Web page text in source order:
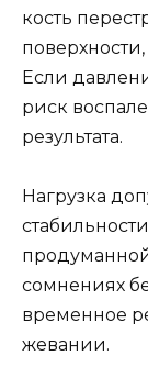
кость
Если
риск
результата.
Нагрузка
сомнениях
временное
жевании.